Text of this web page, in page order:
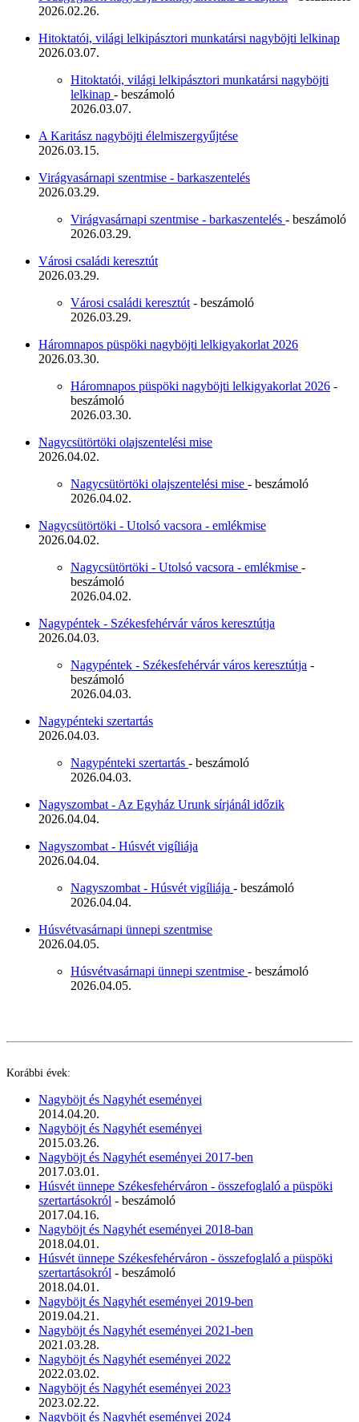
2026.02.26.
Hitoktatói, világi lelkipásztori munkatársi nagyböjti lelkinap
2026.03.07.
Hitoktatói, világi lelkipásztori munkatársi nagyböjti
lelkinap - beszámoló
2026.03.07.
A Karitász nagyböjti élelmiszergyűjtése
2026.03.15.
Virágvasárnapi szentmise - barkaszentelés
2026.03.29.
Virágvasárnapi szentmise - barkaszentelés - beszámoló
2026.03.29.
Városi családi keresztút
2026.03.29.
Városi családi keresztút - beszámoló
2026.03.29.
Háromnapos püspöki nagyböjti lelkigyakorlat 2026
2026.03.30.
Háromnapos püspöki nagyböjti lelkigyakorlat 2026 -
beszámoló
2026.03.30.
Nagycsütörtöki olajszentelési mise
2026.04.02.
Nagycsütörtöki olajszentelési mise - beszámoló
2026.04.02.
Nagycsütörtöki - Utolsó vacsora - emlékmise
2026.04.02.
Nagycsütörtöki - Utolsó vacsora - emlékmise -
beszámoló
2026.04.02.
Nagypéntek - Székesfehérvár város keresztútja
2026.04.03.
Nagypéntek - Székesfehérvár város keresztútja -
beszámoló
2026.04.03.
Nagypénteki szertartás
2026.04.03.
Nagypénteki szertartás - beszámoló
2026.04.03.
Nagyszombat - Az Egyház Urunk sírjánál időzik
2026.04.04.
Nagyszombat - Húsvét vigíliája
2026.04.04.
Nagyszombat - Húsvét vigíliája - beszámoló
2026.04.04.
Húsvétvasárnapi ünnepi szentmise
2026.04.05.
Húsvétvasárnapi ünnepi szentmise - beszámoló
2026.04.05.
Korábbi évek:
Nagyböjt és Nagyhét eseményei
2014.04.20.
Nagyböjt és Nagyhét eseményei
2015.03.26.
Nagyböjt és Nagyhét eseményei 2017-ben
2017.03.01.
Húsvét ünnepe Székesfehérváron - összefoglaló a püspöki
szertartásokról - beszámoló
2017.04.16.
Nagyböjt és Nagyhét eseményei 2018-ban
2018.04.01.
Húsvét ünnepe Székesfehérváron - összefoglaló a püspöki
szertartásokról - beszámoló
2018.04.01.
Nagyböjt és Nagyhét eseményei 2019-ben
2019.04.21.
Nagyböjt és Nagyhét eseményei 2021-ben
2021.03.28.
Nagyböjt és Nagyhét eseményei 2022
2022.03.02.
Nagyböjt és Nagyhét eseményei 2023
2023.02.22.
Nagyböjt és Nagyhét eseményei 2024